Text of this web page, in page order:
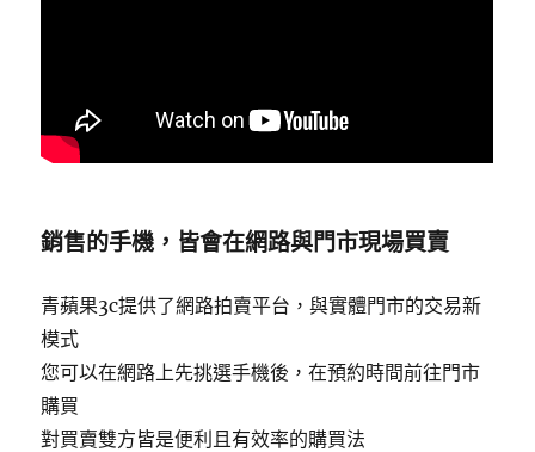
銷售的手機，皆會在網路與門市現場買賣
青蘋果3c提供了網路拍賣平台，與實體門市的交易新
模式
您可以在網路上先挑選手機後，在預約時間前往門市
購買
對買賣雙方皆是便利且有效率的購買法